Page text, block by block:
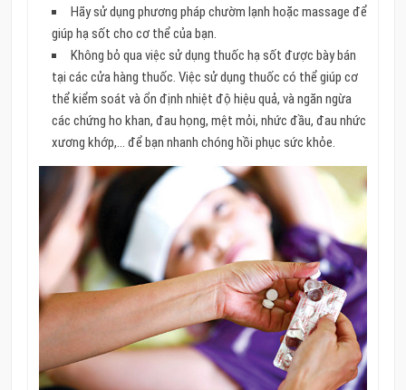
Hãy sử dụng phương pháp chườm lạnh hoặc massage để
giúp hạ sốt cho cơ thể của bạn.
Không bỏ qua việc sử dụng thuốc hạ sốt được bày bán
tại các cửa hàng thuốc. Việc sử dụng thuốc có thể giúp cơ
thể kiểm soát và ổn định nhiệt độ hiệu quả, và ngăn ngừa
các chứng ho khan, đau họng, mệt mỏi, nhức đầu, đau nhức
xương khớp,… để bạn nhanh chóng hồi phục sức khỏe.